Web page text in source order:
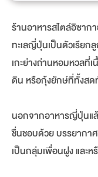
ร้านอาหารสไตล์อิซาก
ทะเลญี่ปุ่นเป็นตัวเรียก
เกะย่างถ่านหอมหวลที่
ดิน หรือกุ้งยักษ์ที่ทั้งสด
นอกจากอาหารญี่ปุ่นแ
ชื่นชอบด้วย บรรยากา
เป็นกลุ่มเพื่อนฝูง และ